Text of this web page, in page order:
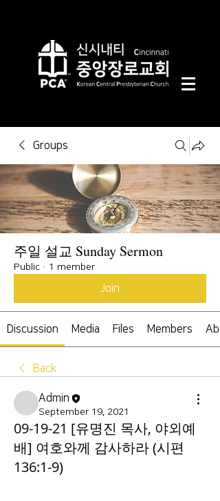
Groups
주일 설교 Sunday Sermon
Public · 1 member
Join
Discussion Media Files Members
Back
Admin
September 19, 2021
09-19-21 [유명진 목사, 야외예
배] 여호와께 감사하라 (시편
136:1-9)